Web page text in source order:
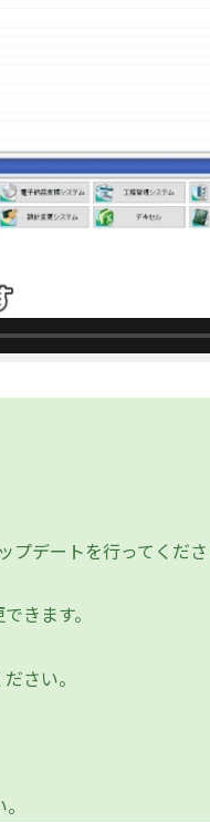
デートを行ってくださ
きます。
さい。